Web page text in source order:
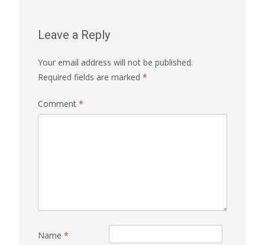
Leave a Reply
Your email address will not be published.
Required fields are marked *
Comment *
Name *